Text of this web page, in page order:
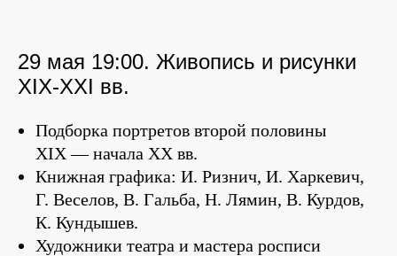
29 мая 19:00. Живопись и рисунки
XIX-XXI вв.
Подборка портретов второй половины
XIX — начала XX вв.
Книжная графика: И. Ризнич, И. Харкевич,
Г. Веселов, В. Гальба, Н. Лямин, В. Курдов,
К. Кундышев.
Художники театра и мастера росписи